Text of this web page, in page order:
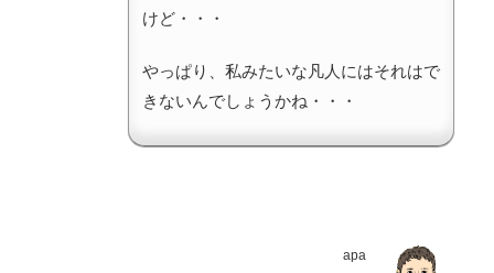
けど・・・
やっぱり、私みたいな凡人にはそれはで
きないんでしょうかね・・・
apa